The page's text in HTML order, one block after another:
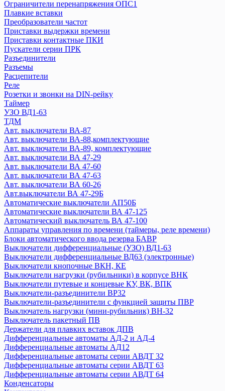
IEK
Авт. выключатели ВА77 (воздушные)
Переключатель кулачковый MASTER
Авт. выключатели ВА 44-35
Авт. выключатели ВА 44-33
Авт. выключатели ВА 88 (серия MASTER)
Авт. выключатели ВА 88-32 и доп устройства
Авт. выключатели ВА 88-33, (R)
Авт. выключатели ВА 88-35 и доп устройства
Авт. выключатели ВА 88-37
Устройство защиты от дугового пробоя (УЗДП)
ARMAT
GENERICA
KARAT
Авт. выключатели ВА 44-39
Авт. выключатели ВА 47-100MA
Авт. выключатели ВА 47-60MA
Автоматический ввод резерва АВР
Авт. выключатели ВА 88-40 и доп устройства
Выключатели ВКИ
Выключатель-разъединитель трехпозиционный ВРТ
Дифференциальные автоматы АВДТ32
Дифференциальные автоматы
Контакторы
Кулачковые переключатели ПКП
Мини-рубильники ВН-32
Ограничители перенапряжения ОПС1
Плавкие вставки
Преобразователи частот
Приставки выдержки времени
Приставки контактные ПКИ
Пускатели серии ПРК
Разъединители
Разъемы
Расцепители
Реле
Ограничители перенапряжения ОПС1
Плавкие вставки
Преобразователи частот
Приставки выдержки времени
Приставки контактные ПКИ
Пускатели серии ПРК
Разъединители
Разъемы
Расцепители
Реле
Розетки и звонки на DIN-рейку
Таймер
УЗО ВД1-63
ТДМ
Авт. выключатели ВА-87
Авт. выключатели ВА-88,комплектующие
Авт. выключатели ВА-89, комплектующие
Авт. выключатели ВА 47-29
Авт. выключатели ВА 47-60
Авт. выключатели ВА 47-63
Авт. выключатели ВА 60-26
Авт.выключатели ВА 47-29Б
Автоматические выключатели АП50Б
Автоматические выключатели ВА 47-125
Автоматический выключатель ВА 47-100
Аппараты управления по времени (таймеры, реле времени)
Блоки автоматического ввода резерва БАВР
Выключатели дифференциальные (УЗО) ВД1-63
Выключатели дифференциальные ВД63 (электронные)
Выключатели кнопочные ВКН, КЕ
Выключатели нагрузки (рубильники) в корпусе ВНК
Выключатели путевые и концевые КУ, ВК, ВПК
Выключатели-разъединители ВР32
Выключатели-разъединители с функцией защиты ПВР
Выключатель нагрузки (мини-рубильник) ВН-32
Выключатель пакетный ПВ
Держатели для плавких вставок ДПВ
Дифференциальные автоматы АД-2 и АД-4
Дифференциальные автоматы АД12
Дифференциальные автоматы серии АВДТ 32
Дифференциальные автоматы серии АВДТ 63
Дифференциальные автоматы серии АВДТ 64
Конденсаторы